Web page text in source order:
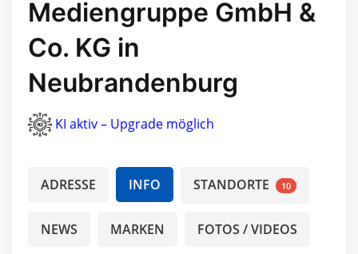
Mediengruppe GmbH &
Co. KG in
Neubrandenburg
KI aktiv – Upgrade möglich
ADRESSE INFO STANDORTE 10
NEWS MARKEN FOTOS / VIDEOS